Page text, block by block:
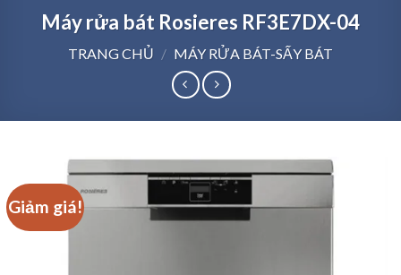
Máy rửa bát Rosieres RF3E7DX-04
TRANG CHỦ / MÁY RỬA BÁT-SẤY BÁT
Giảm giá!